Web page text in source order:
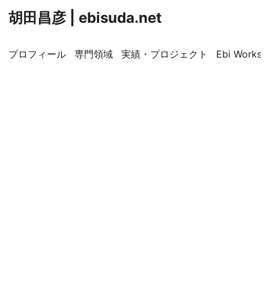
胡田昌彦 | ebisuda.net
プロフィール 専門領域 実績・プロジェクト Ebi